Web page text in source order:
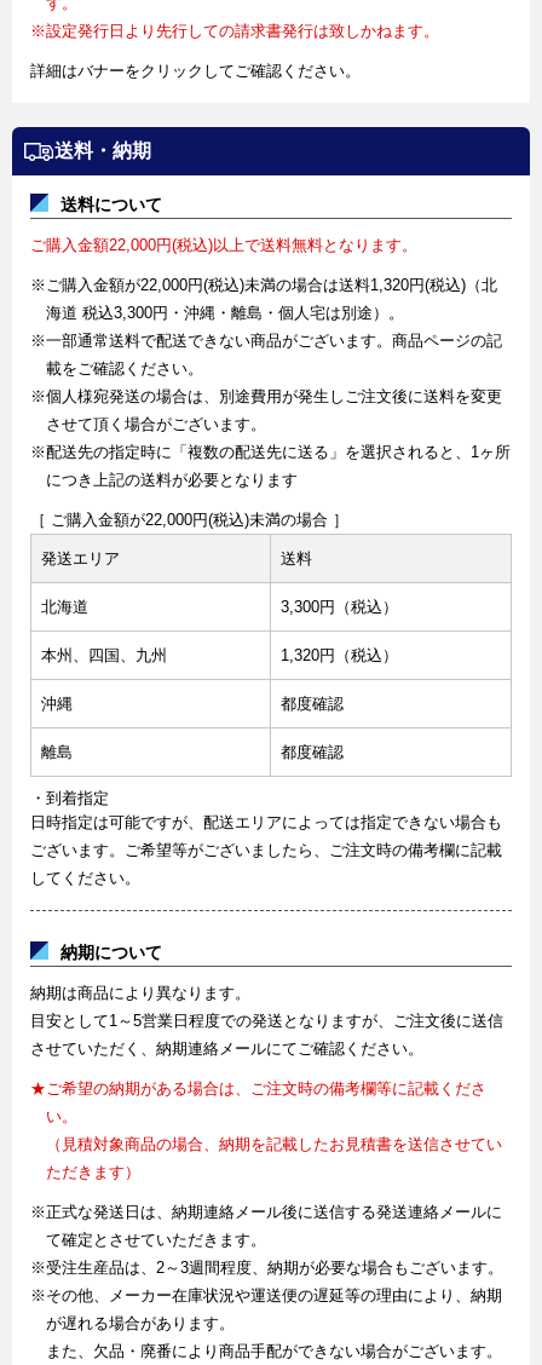
※設定発行日より先行しての請求書発行は致しかねます。
詳細はバナーをクリックしてご確認ください。
送料・納期
送料について
ご購入金額22,000円(税込)以上で送料無料となります。
※ご購入金額が22,000円(税込)未満の場合は送料1,320円(税込)（北
海道 税込3,300円・沖縄・離島・個人宅は別途）。
※一部通常送料で配送できない商品がございます。商品ページの記
載をご確認ください。
※個人様宛発送の場合は、別途費用が発生しご注文後に送料を変更
させて頂く場合がございます。
※配送先の指定時に「複数の配送先に送る」を選択されると、1ヶ所
につき上記の送料が必要となります
［ ご購入金額が22,000円(税込)未満の場合 ］
発送エリア 送料
北海道 3,300円（税込）
本州、四国、九州 1,320円（税込）
沖縄 都度確認
離島 都度確認
・到着指定
日時指定は可能ですが、配送エリアによっては指定できない場合も
ございます。ご希望等がございましたら、ご注文時の備考欄に記載
してください。
納期について
納期は商品により異なります。
目安として1～5営業日程度での発送となりますが、ご注文後に送信
させていただく、納期連絡メールにてご確認ください。
★ご希望の納期がある場合は、ご注文時の備考欄等に記載くださ
い。
（見積対象商品の場合、納期を記載したお見積書を送信させてい
ただきます）
※正式な発送日は、納期連絡メール後に送信する発送連絡メールに
て確定とさせていただきます。
※受注生産品は、2～3週間程度、納期が必要な場合もございます。
※その他、メーカー在庫状況や運送便の遅延等の理由により、納期
が遅れる場合があります。
また、欠品・廃番により商品手配ができない場合がございます。